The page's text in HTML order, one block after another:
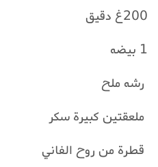
200غ دقيق
1 بيضه
رشه ملح
ملعقتين كبيرة سكر
قطرة من روح الفاني